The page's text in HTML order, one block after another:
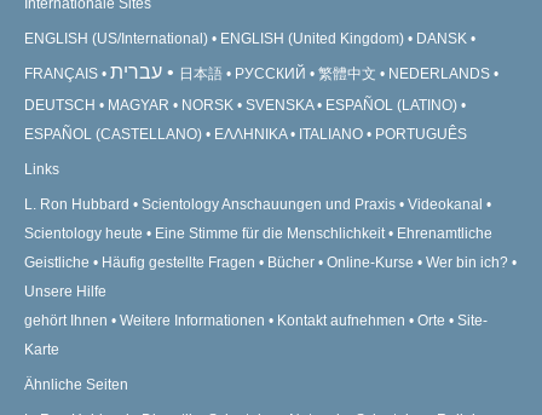
Internationale Sites
ENGLISH (US/International) ENGLISH (United Kingdom) DANSK
FRANÇAIS עברית 日本語 РУССКИЙ 繁體中文
NEDERLANDS
DEUTSCH
MAGYAR NORSK SVENSKA
ESPAÑOL (LATINO)
ESPAÑOL (CASTELLANO)
ΕΛΛΗΝΙΚA ITALIANO PORTUGUÊS
Links
L. Ron Hubbard Scientology Anschauungen und Praxis
Videokanal
Scientology heute
Eine Stimme für die Menschlichkeit
Ehrenamtliche
Geistliche
Häufig gestellte Fragen Bücher Online-Kurse
Wer bin ich?
Unsere Hilfe
gehört Ihnen
Weitere Informationen Kontakt aufnehmen Orte
Site-
Karte
Ähnliche Seiten